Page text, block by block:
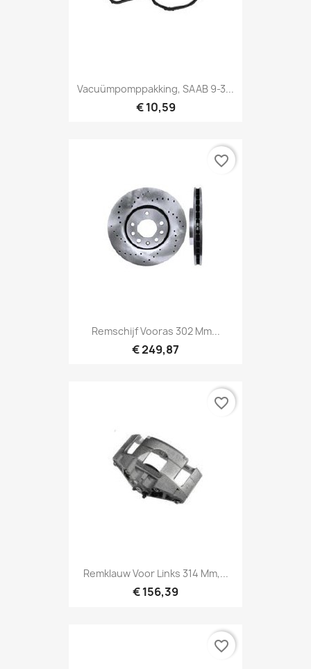
Vacuümpomppakking, SAAB 9-3...
€ 10,59
Remschijf Vooras 302 Mm...
€ 249,87
favorite_border
Remklauw Voor Links 314 Mm,...
€ 156,39
favorite_border
favorite_border